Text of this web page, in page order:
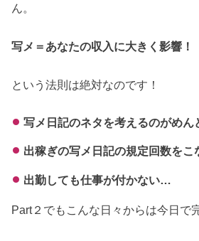
ん。
写メ＝あなたの収入に大きく影響！
という法則は絶対なのです！
写メ日記のネタを考えるのがめん
出稼ぎの写メ日記の規定回数をこ
出勤しても仕事が付かない…
Part２でもこんな日々からは今日で